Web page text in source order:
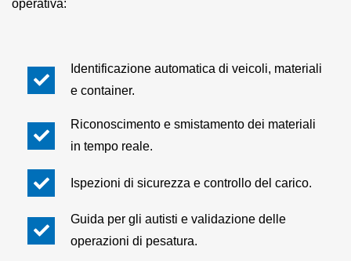
operativa:
Identificazione automatica di veicoli, materiali
e container.
Riconoscimento e smistamento dei materiali
in tempo reale.
Ispezioni di sicurezza e controllo del carico.
Guida per gli autisti e validazione delle
operazioni di pesatura.